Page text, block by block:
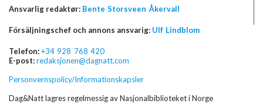
Ansvarlig redaktør: Bente Storsveen Åkervall
Försäljningschef och annons ansvarig: Ulf Lindblom
Telefon:+34 928 768 420
E-post:redaksjonen@dagnatt.com
Personvernspolicy/Informationskapsler
Dag&Natt lagres regelmessig av Nasjonalbiblioteket i Norge